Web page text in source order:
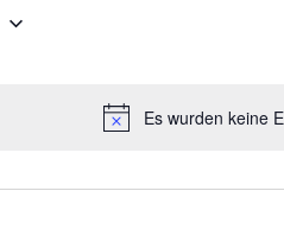
Es wurden keine